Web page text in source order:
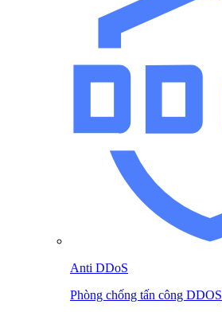
Anti DDoS
Phòng chống tấn công DDOS